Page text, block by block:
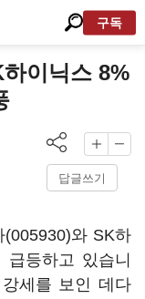
구독
이닉스 8%
답글쓰기
(005930)와 SK하
등하고 있습니
세를 보인 데다